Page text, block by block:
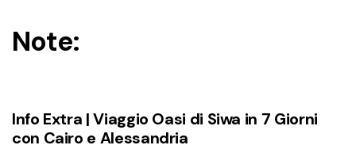
Note:
Info Extra | Viaggio Oasi di Siwa in 7 Giorni
con Cairo e Alessandria